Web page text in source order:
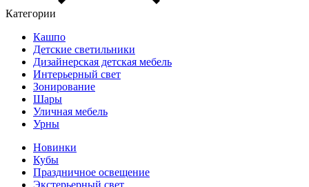
Категории
Кашпо
Детские светильники
Дизайнерская детская мебель
Интерьерный свет
Зонирование
Шары
Уличная мебель
Урны
Новинки
Кубы
Праздничное освещение
Экстерьерный свет